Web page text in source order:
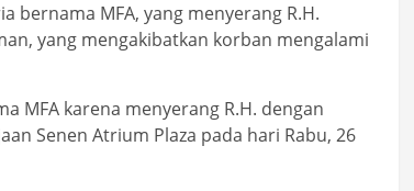
bernama MFA, yang menyerang R.H.
yang mengakibatkan korban mengalami
MFA karena menyerang R.H. dengan
Senen Atrium Plaza pada hari Rabu, 26